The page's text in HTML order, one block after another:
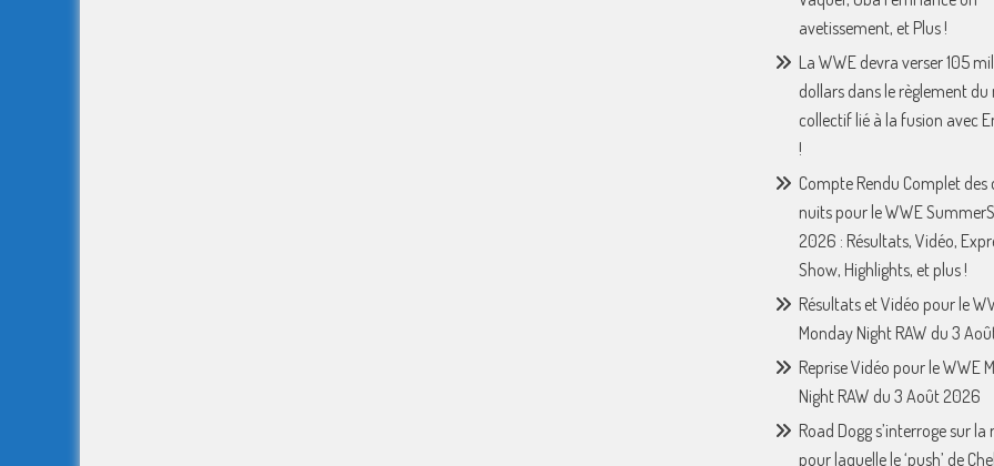
avetissement, et Plus !
La WWE devra verser 105
dollars dans le règlement du
collectif lié à la fusion avec
!
Compte Rendu Complet des
nuits pour le WWE
2026 : Résultats, Vidéo,
Show, Highlights, et plus !
Résultats et Vidéo pour le
Monday Night RAW du 3
Reprise Vidéo pour le WWE
Night RAW du 3 Août 2026
Road Dogg s’interroge sur la
pour laquelle le ‘push’ de